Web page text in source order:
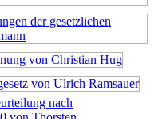
nach